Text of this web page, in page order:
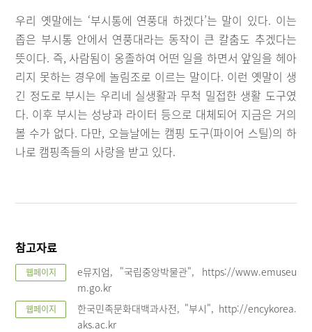
우리 옛말에는 ‘부시통에 연풍대 하겠다’는 말이 있다. 이는
좁은 부시통 안에서 연풍대라는 동작이 큰 칼춤도 추겠다는
뜻이다. 즉, 사람됨이 옹졸하여 어떤 일을 하면서 앞일을 헤아
리지 못하는 경우에 놀림조로 이르는 말이다. 이런 옛말이 생
긴 정도로 부시는 우리네 실생활과 무척 밀접한 생활 도구였
다. 이후 부시는 성냥과 라이터 등으로 대체되어 지금은 거의
볼 수가 없다. 다만, 오늘날에는 캠핑 도구(파이어 스틸)의 하
나로 캠핑족들의 사랑을 받고 있다.
참고자료
웹페이지
e뮤지엄, "국립중앙박물관", https://www.emuseu
m.go.kr
웹페이지
한국민족문화대백과사전, "부시", http://encykorea.
aks.ac.kr